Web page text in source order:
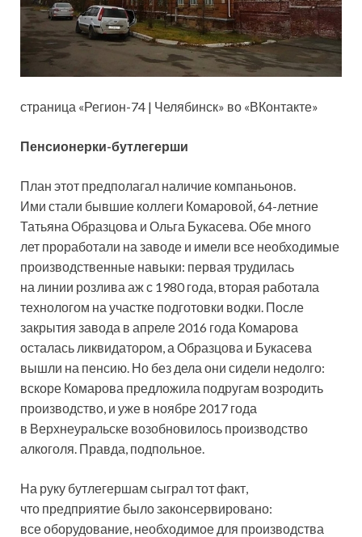
страница «Регион-74 | Челябинск» во «ВКонтакте»
Пенсионерки-бутлегерши
План этот предполагал наличие компаньонов.
Ими стали бывшие коллеги Комаровой, 64-летние
Татьяна Образцова и Ольга Букасева. Обе много
лет проработали на заводе и имели все необходимые
производственные навыки: первая трудилась
на линии розлива аж с 1980 года, вторая работала
технологом на участке подготовки водки. После
закрытия завода в апреле 2016 года Комарова
осталась ликвидатором, а Образцова и Букасева
вышли на пенсию. Но без дела они сидели недолго:
вскоре Комарова предложила подругам возродить
производство, и уже в ноябре 2017 года
в Верхнеуральске возобновилось производство
алкоголя. Правда, подпольное.
На руку бутлегершам сыграл тот факт,
что предприятие было законсервировано:
все оборудование, необходимое для производства